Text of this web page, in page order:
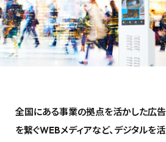
全国にある事業の拠点を活かした広
を繋ぐWEBメディアなど、デジタルを